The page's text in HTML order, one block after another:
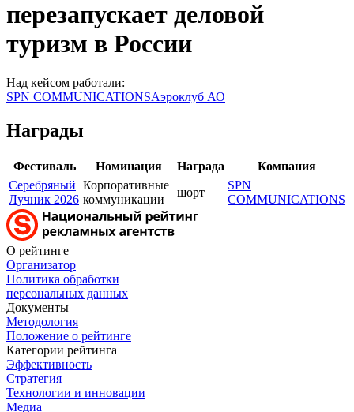
перезапускает деловой
туризм в России
Над кейсом работали:
SPN COMMUNICATIONSАэроклуб АО
Награды
Фестиваль Номинация Награда
Компания
Серебряный
Лучник 2026
Корпоративные
коммуникации
шорт
SPN
COMMUNICATIONS
О рейтинге
Организатор
Политика обработки
персональных данных
Документы
Методология
Положение о рейтинге
Категории рейтинга
Эффективность
Стратегия
Технологии и инновации
Медиа